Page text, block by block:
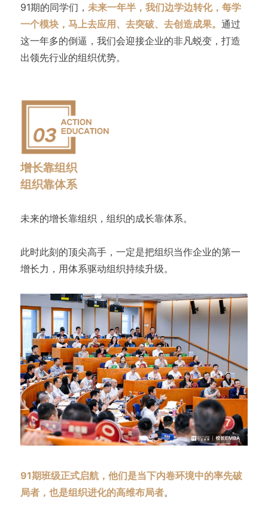
91期的同学们， 未来一年半，我们边学边转化，每学
一个模块，马上去应用、去突破、去创造成果。 通过
这一年多的倒逼，我们会迎接企业的非凡蜕变，打造
出领先行业的组织优势。
增长靠组织
组织靠体系
未来的增长靠组织，组织的成长靠体系。
此时此刻的顶尖高手，一定是把组织当作企业的第一
增长力，用体系驱动组织持续升级。
91期班级正式启航，他们是当下内卷环境中的率先破
局者，也是组织进化的高维布局者。